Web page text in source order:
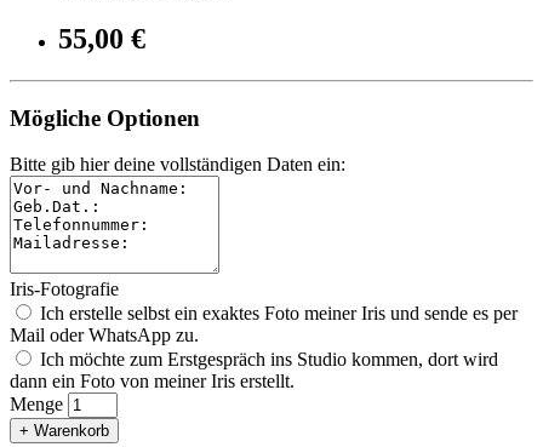
55,00 €
Mögliche Optionen
Bitte gib hier deine vollständigen Daten ein:
Iris-Fotografie
Ich erstelle selbst ein exaktes Foto meiner Iris und sende es per
Mail oder WhatsApp zu.
Ich möchte zum Erstgespräch ins Studio kommen, dort wird
dann ein Foto von meiner Iris erstellt.
Menge
+ Warenkorb